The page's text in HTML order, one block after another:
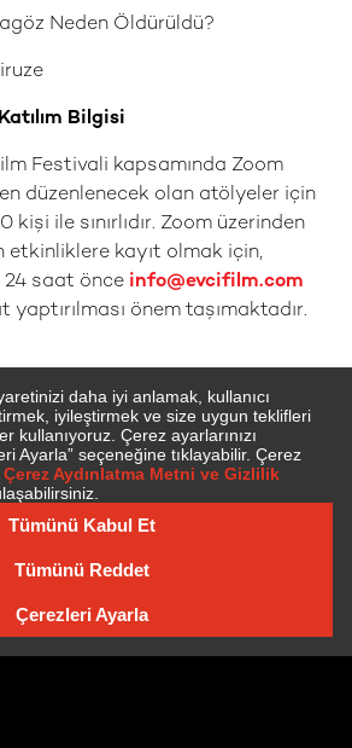
Neden Öldürüldü?
Bilgisi
Festivali kapsamında Zoom
düzenlenecek olan atölyeler için
kişi ile sınırlıdır. Zoom üzerinden
etkinliklere kayıt olmak için,
saat önce info@evcifilm.com
yaptırılması önem taşımaktadır.